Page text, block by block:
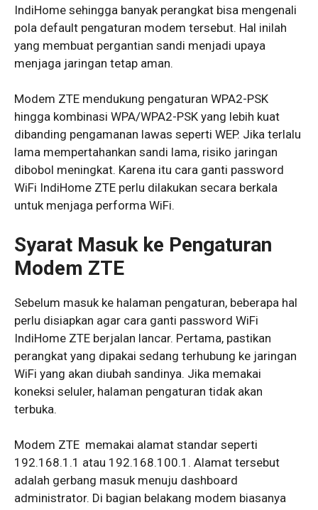
IndiHome sehingga banyak perangkat bisa mengenali
pola default pengaturan modem tersebut. Hal inilah
yang membuat pergantian sandi menjadi upaya
menjaga jaringan tetap aman.
Modem ZTE mendukung pengaturan WPA2-PSK
hingga kombinasi WPA/WPA2-PSK yang lebih kuat
dibanding pengamanan lawas seperti WEP. Jika terlalu
lama mempertahankan sandi lama, risiko jaringan
dibobol meningkat. Karena itu cara ganti password
WiFi IndiHome ZTE perlu dilakukan secara berkala
untuk menjaga performa WiFi.
Syarat Masuk ke Pengaturan
Modem ZTE
Sebelum masuk ke halaman pengaturan, beberapa hal
perlu disiapkan agar cara ganti password WiFi
IndiHome ZTE berjalan lancar. Pertama, pastikan
perangkat yang dipakai sedang terhubung ke jaringan
WiFi yang akan diubah sandinya. Jika memakai
koneksi seluler, halaman pengaturan tidak akan
terbuka.
Modem ZTE memakai alamat standar seperti
192.168.1.1 atau 192.168.100.1. Alamat tersebut
adalah gerbang masuk menuju dashboard
administrator. Di bagian belakang modem biasanya